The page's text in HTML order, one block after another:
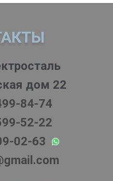
дом 22
84-74
52-22
02-63